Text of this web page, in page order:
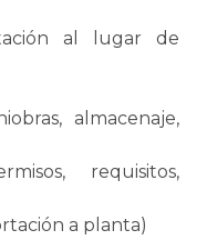
al lugar de
almacenaje,
requisitos,
a planta)